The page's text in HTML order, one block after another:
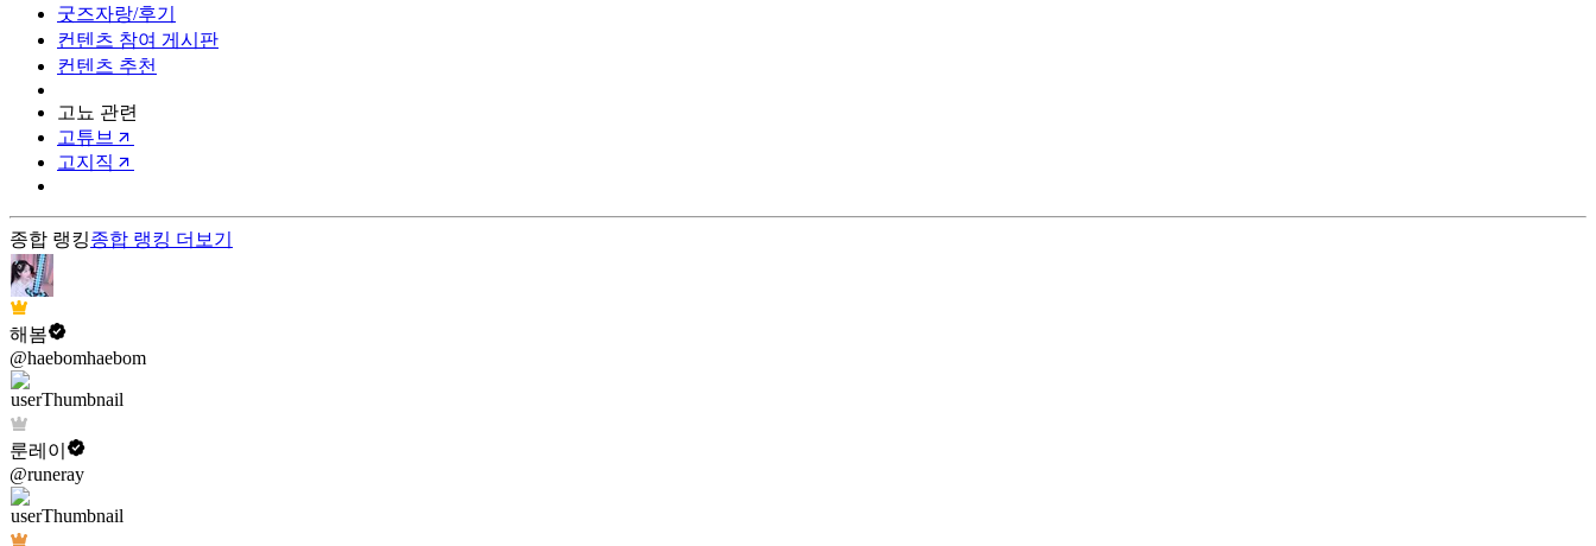
굿즈자랑/후기
컨텐츠 참여 게시판
컨텐츠 추천
고뇨 관련
고튜브
고지직
종합 랭킹종합 랭킹 더보기
해봄
@haebomhaebom
룬레이
@runeray